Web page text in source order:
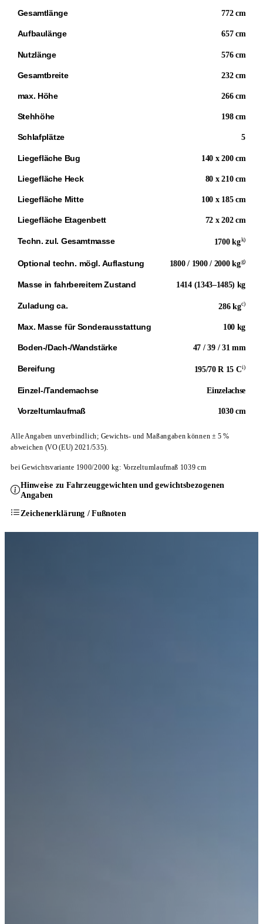
Gesamtlänge 772 cm
Aufbaulänge 657 cm
Nutzlänge 576 cm
Gesamtbreite 232 cm
max. Höhe 266 cm
Stehhöhe 198 cm
Schlafplätze 5
Liegefläche Bug 140 x 200 cm
Liegefläche Heck 80 x 210 cm
Liegefläche Mitte 100 x 185 cm
Liegefläche Etagenbett 72 x 202 cm
Techn. zul. Gesamtmasse 1700 kgk)
Optional techn. mögl. Auflastung 1800 / 1900 / 2000 kgg)
Masse in fahrbereitem Zustand 1414 (1343–1485) kg
Zuladung ca. 286 kgc)
Max. Masse für Sonderausstattung 100 kg
Boden-/Dach-/Wandstärke 47 / 39 / 31 mm
Bereifung 195/70 R 15 Ci)
Einzel-/Tandemachse Einzelachse
Vorzeltumlaufmaß 1030 cm
Alle Angaben unverbindlich; Gewichts- und Maßangaben können ± 5 %
abweichen (VO (EU) 2021/535).
bei Gewichtsvariante 1900/2000 kg: Vorzeltumlaufmaß 1039 cm
Hinweise zu Fahrzeuggewichten und gewichtsbezogenen
Angaben
Zeichenerklärung / Fußnoten